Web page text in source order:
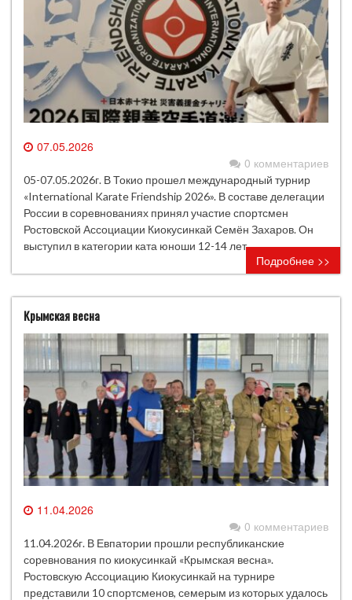
07.05.2026
0 комментариев
05-07.05.2026г. В Токио прошел международный турнир
«International Karate Friendship 2026». В составе делегации
России в соревнованиях принял участие спортсмен
Ростовской Ассоциации Киокусинкай Семён Захаров. Он
выступил в категории ката юноши 12-14 лет.
Подробнее >>
Крымская весна
11.04.2026
0 комментариев
11.04.2026г. В Евпатории прошли республиканские
соревнования по киокусинкай «Крымская весна».
Ростовскую Ассоциацию Киокусинкай на турнире
представили 10 спортсменов, семерым из которых удалось